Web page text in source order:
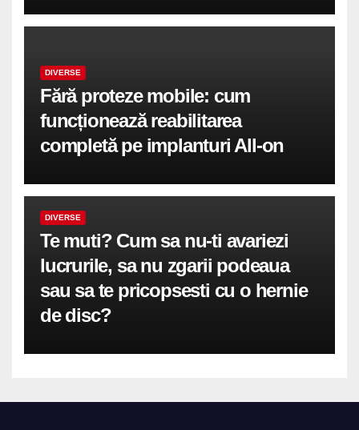
DIVERSE
Fără proteze mobile: cum
funcționează reabilitarea
completă pe implanturi All-on
DIVERSE
Te muti? Cum sa nu-ti avariezi
lucrurile, sa nu zgarii podeaua
sau sa te pricopsesti cu o hernie
de disc?